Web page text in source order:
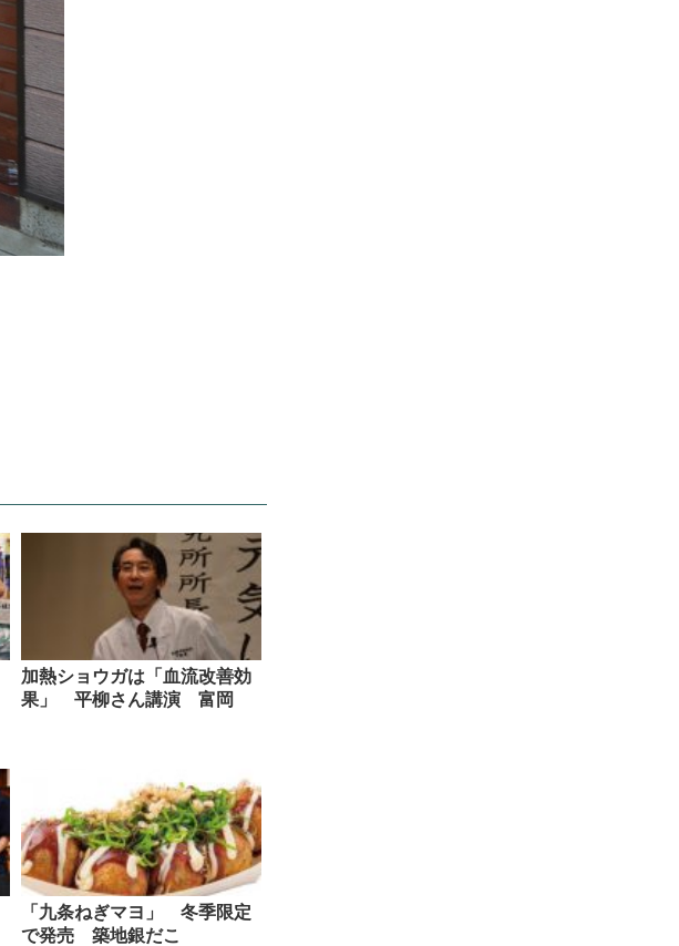
加熱ショウガは「血流改善効
果」 平柳さん講演 富岡
「九条ねぎマヨ」 冬季限定
で発売 築地銀だこ